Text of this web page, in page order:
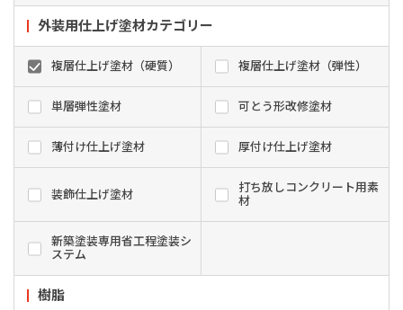
外装用仕上げ塗材カテゴリー
複層仕上げ塗材（硬質） 複層仕上げ塗材（弾性）
単層弾性塗材 可とう形改修塗材
薄付け仕上げ塗材 厚付け仕上げ塗材
装飾仕上げ塗材
打ち放しコンクリート用素
材
新築塗装専用省工程塗装シ
ステム
樹脂